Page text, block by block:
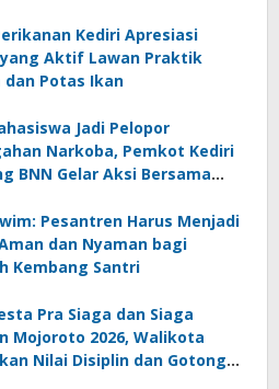
Kediri Apresiasi
Aktif Lawan Praktik
dan Potas Ikan
Jadi Pelopor
Narkoba, Pemkot Kediri
BNN Gelar Aksi Bersama
Pesantren Harus Menjadi
dan Nyaman bagi
Kembang Santri
Pra Siaga dan Siaga
Mojoroto 2026, Walikota
Nilai Disiplin dan Gotong